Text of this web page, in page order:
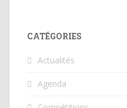
CATÉGORIES
Actualités
Agenda